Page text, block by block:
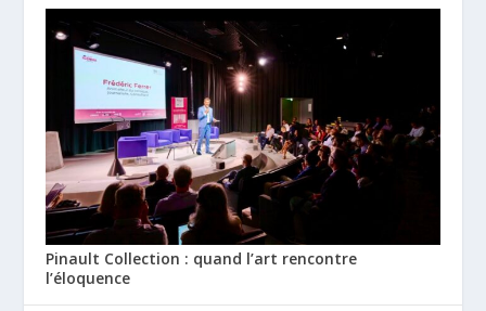
Pinault Collection : quand l’art rencontre
l’éloquence